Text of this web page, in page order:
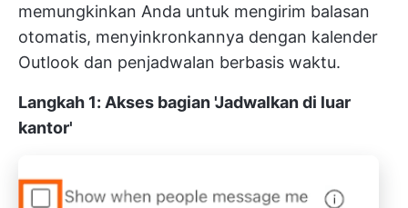
memungkinkan Anda untuk mengirim balasan
otomatis, menyinkronkannya dengan kalender
Outlook dan penjadwalan berbasis waktu.
Langkah 1: Akses bagian 'Jadwalkan di luar
kantor'